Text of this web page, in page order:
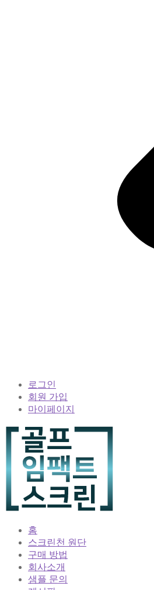
로그인
회원 가입
마이페이지
홈
스크린천 원단
구매 방법
회사소개
샘플 문의